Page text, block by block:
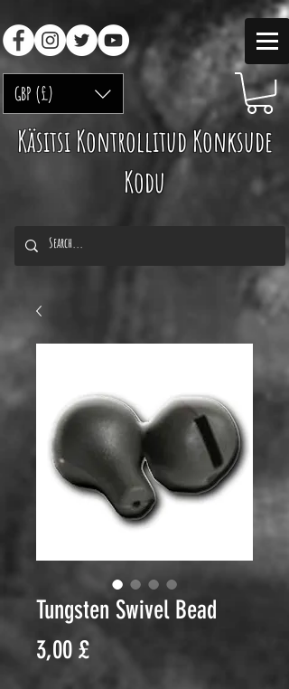
GBP (£)
Käsitsi Kontrollitud Konksude
Kodu
Tungsten Swivel Bead
3,00 £Price